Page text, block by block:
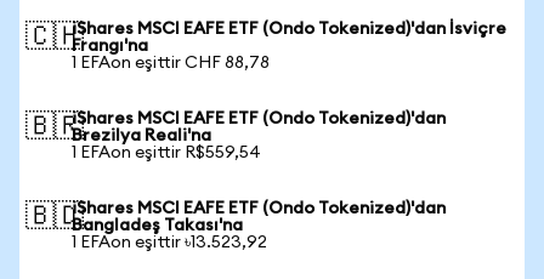
🇨🇭iShares MSCI EAFE ETF (Ondo Tokenized)'dan İsviçre
Frangı'na
1 EFAon eşittir CHF 88,78
🇧🇷iShares MSCI EAFE ETF (Ondo Tokenized)'dan
Brezilya Reali'na
1 EFAon eşittir R$559,54
🇧🇩iShares MSCI EAFE ETF (Ondo Tokenized)'dan
Bangladeş Takası'na
1 EFAon eşittir ৳13.523,92